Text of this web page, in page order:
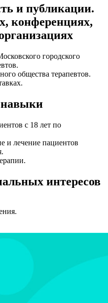
и публикации.
конференциях,
городского
общества терапевтов.
с 18 лет по
и лечение пациентов
интересов